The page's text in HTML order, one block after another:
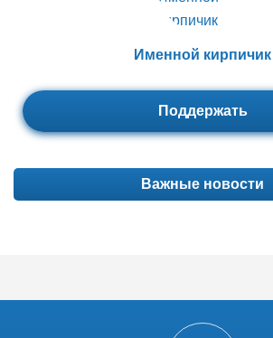
Именной кирпичик
Поддержать
Важные новости